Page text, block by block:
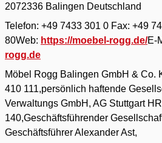
2072336 Balingen Deutschland
Telefon: +49 7433 301 0 Fax: +49
80Web: https://moebel-rogg.de/E-
rogg.de
Möbel Rogg Balingen GmbH & Co.
410 111,persönlich haftende
Verwaltungs GmbH, AG Stuttgart
140,Geschäftsführender
Geschäftsführer Alexander Ast,